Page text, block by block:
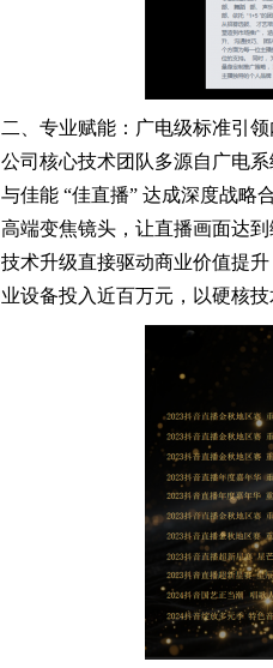
二、专业赋能：广电级标准引
公司核心技术团队多源自广电
与佳能 “佳直播” 达成深度战略
高端变焦镜头，让直播画面达
技术升级直接驱动商业价值提
业设备投入近百万元，以硬核技